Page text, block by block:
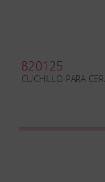
820125
CUCHILLO PARA